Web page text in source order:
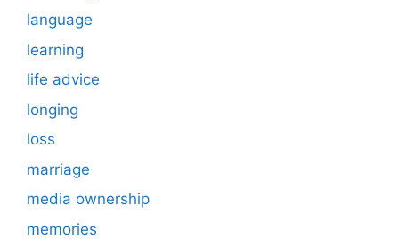
language
learning
life advice
longing
loss
marriage
media ownership
memories